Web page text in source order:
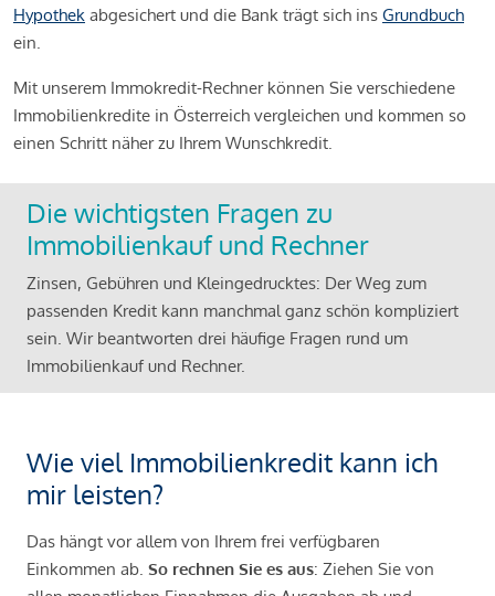
Hypothek abgesichert und die Bank trägt sich ins Grundbuch
ein.
Mit unserem Immokredit-Rechner können Sie verschiedene
Immobilienkredite in Österreich vergleichen und kommen so
einen Schritt näher zu Ihrem Wunschkredit.
Die wichtigsten Fragen zu
Immobilienkauf und Rechner
Zinsen, Gebühren und Kleingedrucktes: Der Weg zum
passenden Kredit kann manchmal ganz schön kompliziert
sein. Wir beantworten drei häufige Fragen rund um
Immobilienkauf und Rechner.
Wie viel Immobilienkredit kann ich
mir leisten?
Das hängt vor allem von Ihrem frei verfügbaren
Einkommen ab. So rechnen Sie es aus: Ziehen Sie von